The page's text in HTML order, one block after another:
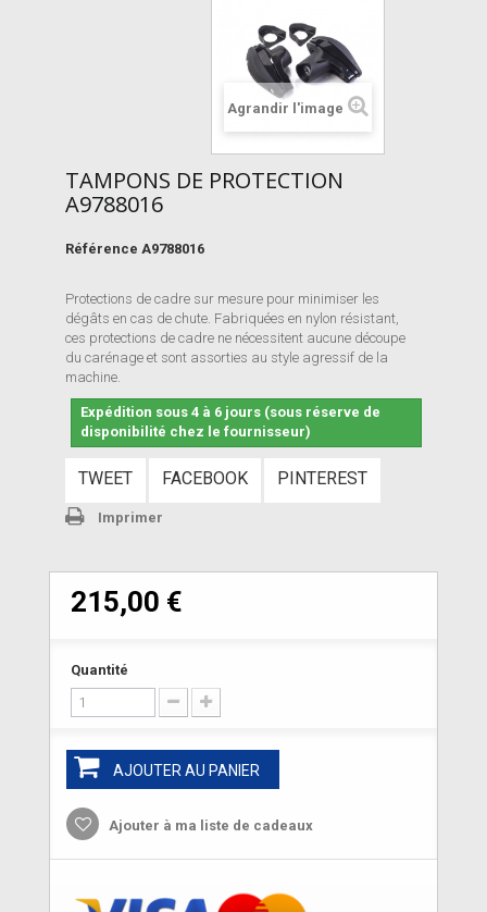
Agrandir l'image
TAMPONS DE PROTECTION
A9788016
Référence A9788016
Protections de cadre sur mesure pour minimiser les
dégâts en cas de chute. Fabriquées en nylon résistant,
ces protections de cadre ne nécessitent aucune découpe
du carénage et sont assorties au style agressif de la
machine.
Expédition sous 4 à 6 jours (sous réserve de
disponibilité chez le fournisseur)
TWEET FACEBOOK PINTEREST
Imprimer
215,00 €
Quantité
AJOUTER AU PANIER
Ajouter à ma liste de cadeaux